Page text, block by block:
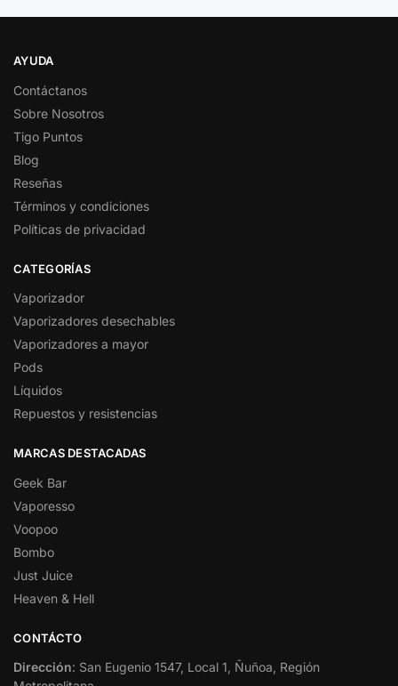
AYUDA
Contáctanos
Sobre Nosotros
Tigo Puntos
Blog
Reseñas
Términos y condiciones
Políticas de privacidad
CATEGORÍAS
Vaporizador
Vaporizadores desechables
Vaporizadores a mayor
Pods
Líquidos
Repuestos y resistencias
MARCAS DESTACADAS
Geek Bar
Vaporesso
Voopoo
Bombo
Just Juice
Heaven & Hell
CONTÁCTO
Dirección: San Eugenio 1547, Local 1, Ñuñoa, Región